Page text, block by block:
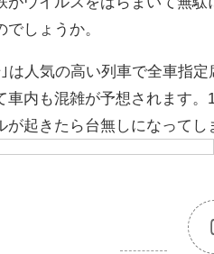
でしょうか。
｣は人気の高い列車で全車指
車内も混雑が予想されます
が起きたら台無しになってし